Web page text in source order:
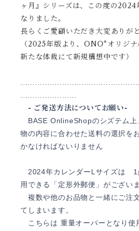
ヶ月』シリーズは、この度の2024
なりました。
長らくご愛顧いただき大変ありが
（2025年版より、ONO*オリジ
新たな体裁にて新規構想中です）
- ご発送方法についてお願い-
BASE OnlineShopのシズテム
物の内容に合わせた送料の選択を
かなければないりません
2024年カレンダーLサイズは 1
用できる「定形外郵便」がござい
複数や他のお品物と一緒にご注
てしまいます。
こちらは 重量オーバーとなり使